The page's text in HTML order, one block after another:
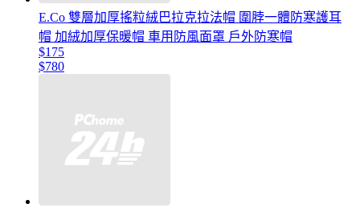
E.Co 雙層加厚搖粒絨巴拉克拉法帽 圍脖一體防寒護耳
帽 加絨加厚保暖帽 車用防風面罩 戶外防寒帽
$175
$780